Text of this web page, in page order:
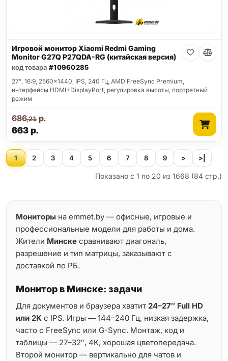
Игровой монитор Xiaomi Redmi Gaming
Monitor G27Q P27QDA-RG (китайская версия)
код товара #10960285
27", 16:9, 2560x1440, IPS, 240 Гц, AMD FreeSync Premium,
интерфейсы HDMI+DisplayPort, регулировка высоты, портретный
режим
663р.
686,21р.
1 2 3 4 5 6 7 8 9 > >|
Показано с 1 по 20 из 1668 (84 стр.)
Мониторы на emmet.by — офисные, игровые и
профессиональные модели для работы и дома.
Жители Минске сравнивают диагональ,
разрешение и тип матрицы, заказывают с
доставкой по РБ.
Монитор в Минске: задачи
Для документов и браузера хватит 24–27″ Full HD
или 2K с IPS. Игры — 144–240 Гц, низкая задержка,
часто с FreeSync или G-Sync. Монтаж, код и
таблицы — 27–32″, 4K, хорошая цветопередача.
Второй монитор — вертикально для чатов и